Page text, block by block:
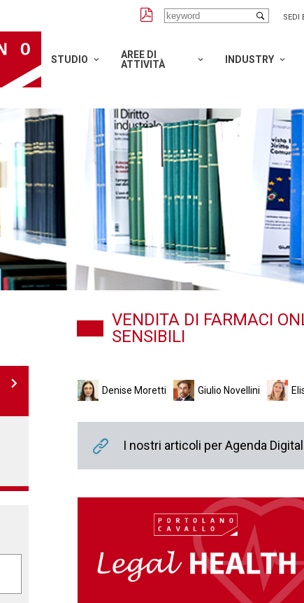
SEDI
STUDIO
AREE DI
ATTIVITÀ
INDUSTRY
VENDITA DI FARMACI
SENSIBILI
Denise Moretti Giulio Novellini
I nostri articoli per Agenda